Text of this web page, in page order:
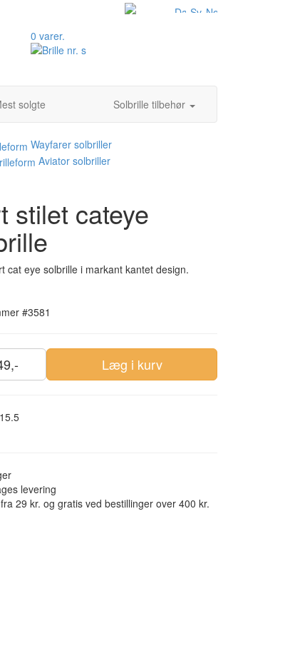
0 varer.
solgte Solbrille tilbehør
Wayfarer solbriller
Aviator solbriller
stilet cateye
cat eye solbrille i markant kantet design.
#3581
Læg i kurv
levering
29 kr. og gratis ved bestillinger over 400 kr.